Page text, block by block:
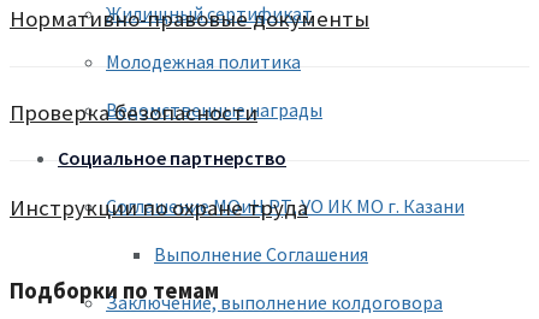
Жилищный сертификат
Молодежная политика
Ведомственные награды
Социальное партнерство
Соглашение МОиН РТ, УО ИК МО г. Казани
Выполнение Соглашения
Заключение, выполнение колдоговора
Нормативно-правовые документы
Проверка безопасности
Инструкции по охране труда
Подборки по темам